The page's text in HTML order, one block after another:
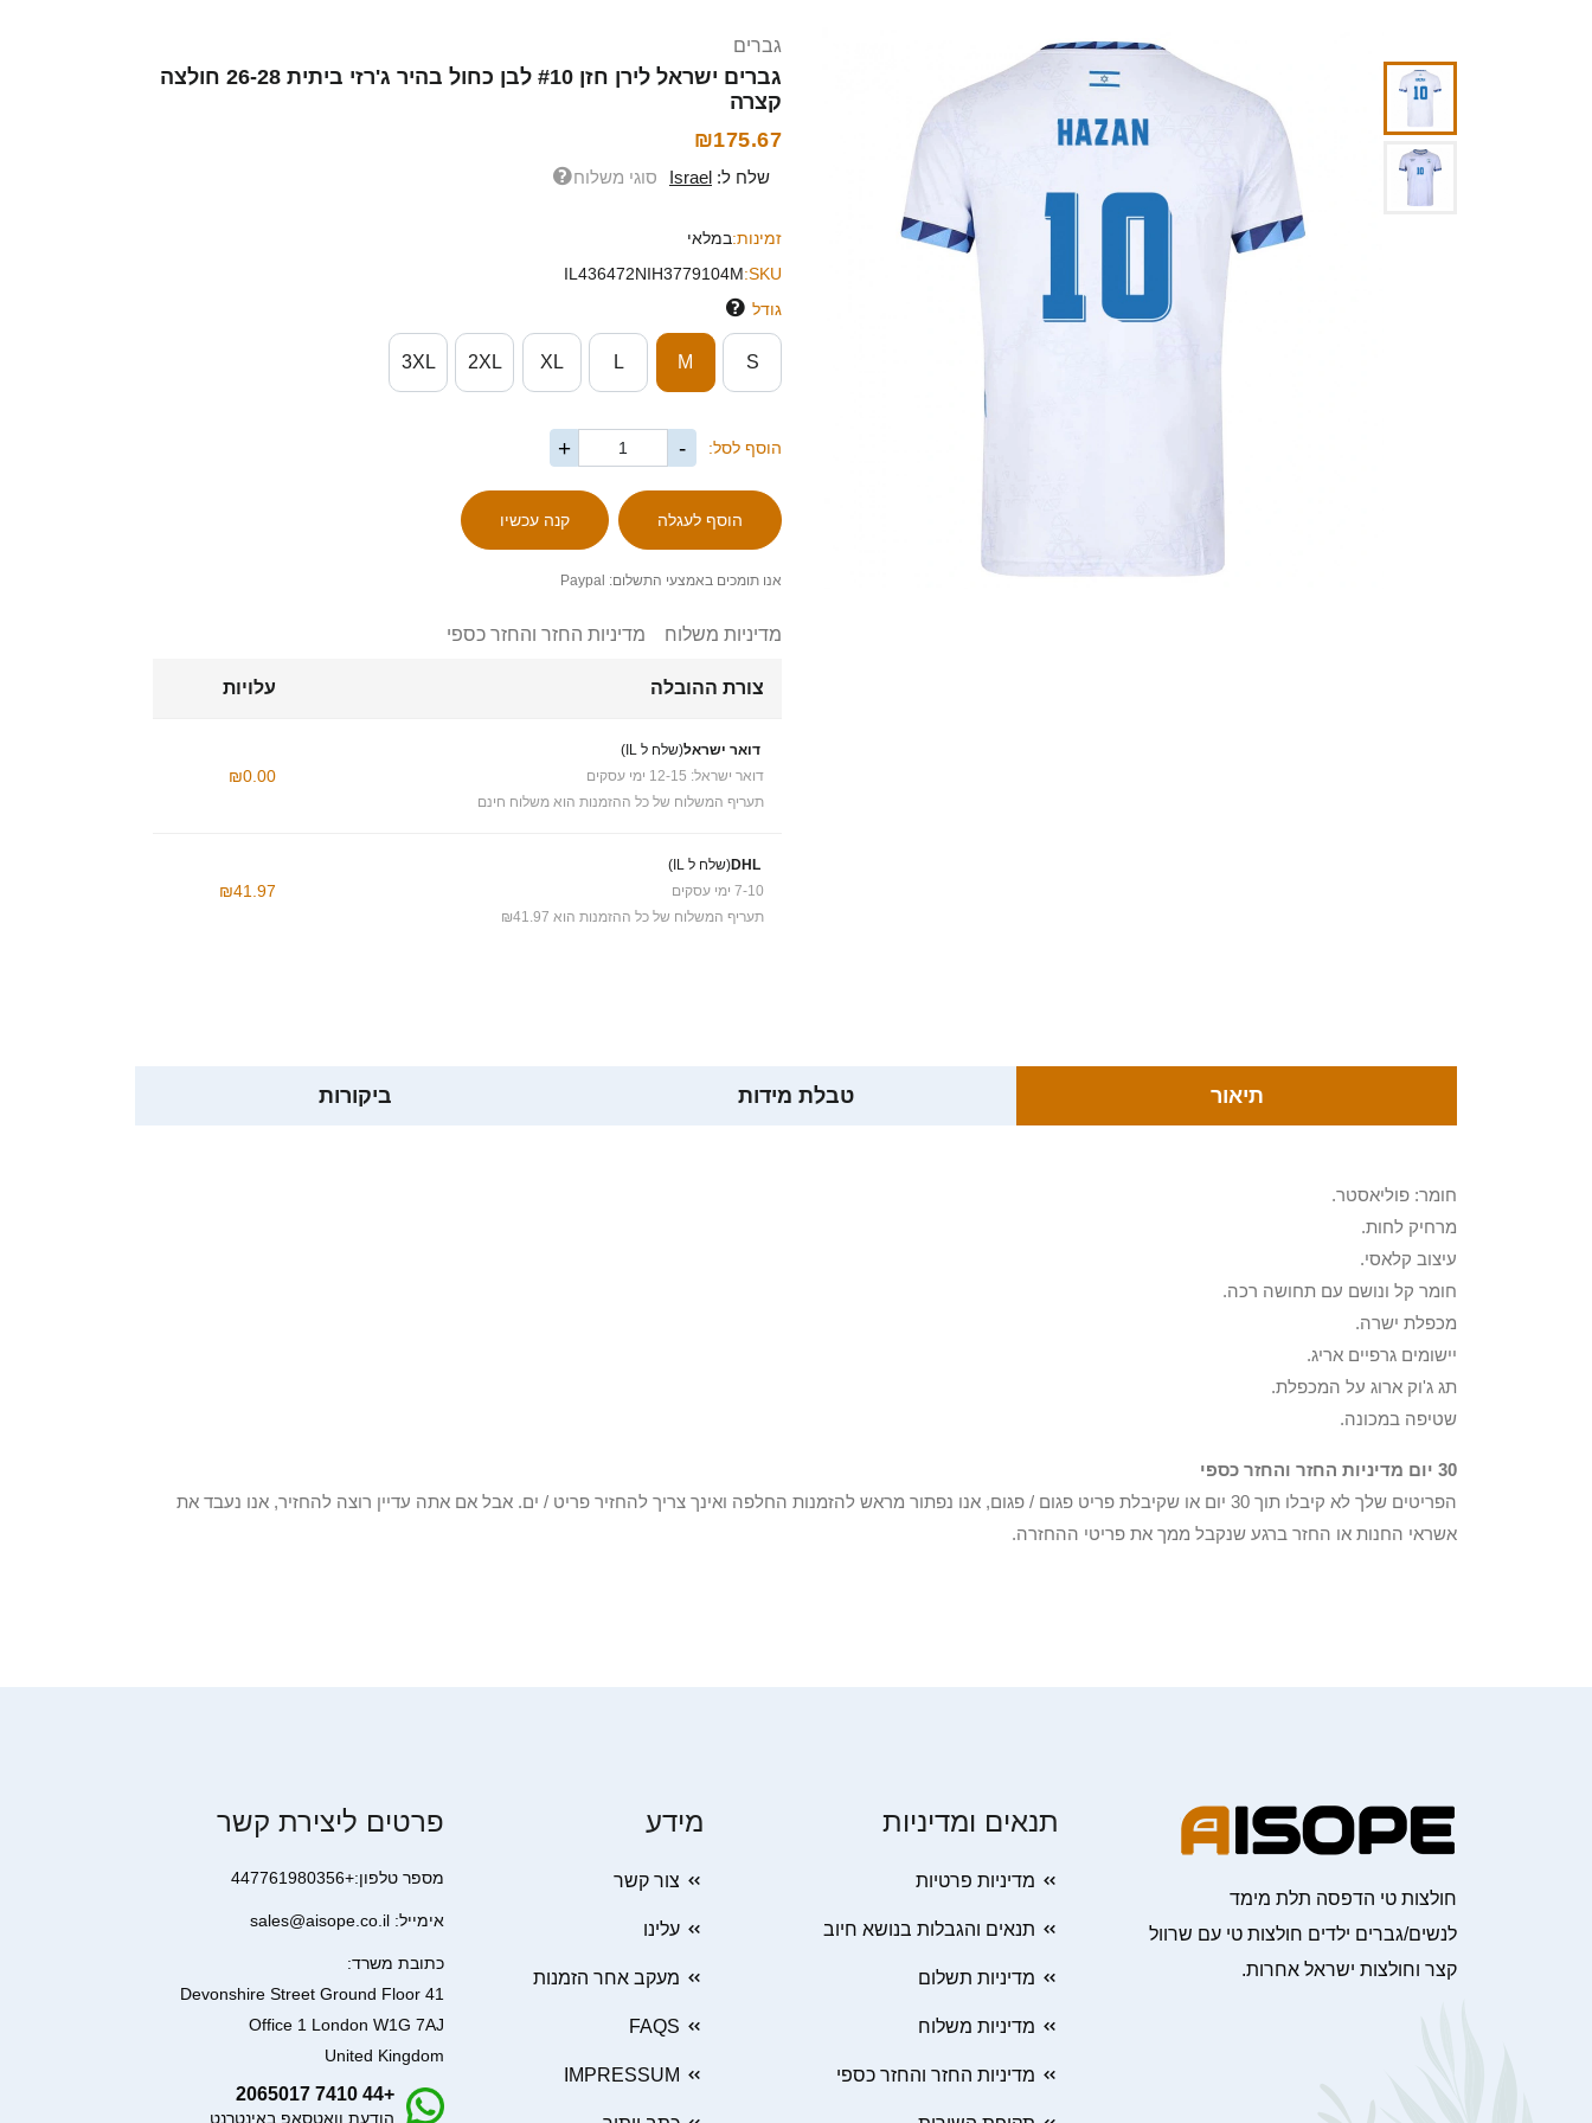
גברים
גברים ישראל לירן חזן #10 לבן כחול בהיר ג'רזי ביתית 26-28 חולצה
קצרה
₪175.67
שלח ל: Israel סוגי משלוח
זמינות:במלאי
SKU:
IL436472NIH3779104M
גודל
S
M
L
XL
2XL
3XL
הוסף לסל: -
+
אנו תומכים באמצעי התשלום: Paypal
מדיניות משלוח מדיניות החזר והחזר כספי
צורת ההובלה עלויות
דואר ישראל(שלח ל IL)
דואר ישראל: 12-15 ימי עסקים
תעריף המשלוח של כל ההזמנות הוא משלוח חינם
₪0.00
DHL(שלח ל IL)
7-10 ימי עסקים
תעריף המשלוח של כל ההזמנות הוא ₪41.97
₪41.97
תיאור טבלת מידות ביקורות
חומר: פוליאסטר.
מרחיק לחות.
עיצוב קלאסי.
חומר קל ונושם עם תחושה רכה.
מכפלת ישרה.
יישומים גרפיים אריג.
תג ג'וק ארוג על המכפלת.
שטיפה במכונה.
30 יום מדיניות החזר והחזר כספי
הפריטים שלך לא קיבלו תוך 30 יום או שקיבלת פריט פגום / פגום, אנו נפתור מראש להזמנות החלפה ואינך צריך להחזיר פריט / ים. אבל אם אתה עדיין רוצה להחזיר, אנו נעבד את
אשראי החנות או החזר ברגע שנקבל ממך את פריטי ההחזרה.
חולצות טי הדפסה תלת מימד
לנשים/גברים ילדים חולצות טי עם שרוול
קצר וחולצות ישראל אחרות.
תנאים ומדיניות
מדיניות פרטיות
תנאים והגבלות בנושא חיוב
מדיניות תשלום
מדיניות משלוח
מדיניות החזר והחזר כספי
מידע
צור קשר
עלינו
מעקב אחר הזמנות
FAQS
IMPRESSUM
פרטים ליצירת קשר
מספר טלפון:+447761980356
אימייל: sales@aisope.co.il
כתובת משרד:
41 Devonshire Street Ground Floor
Office 1 London W1G 7AJ
United Kingdom
+44 7410 2065017
הודעת וואטסאפ באינטרנט